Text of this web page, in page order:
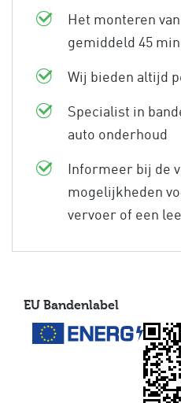
Het monteren
gemiddeld 45
Wij bieden altijd
Specialist in
auto onderhoud
Informeer bij de
mogelijkheden
vervoer of een
EU Bandenlabel